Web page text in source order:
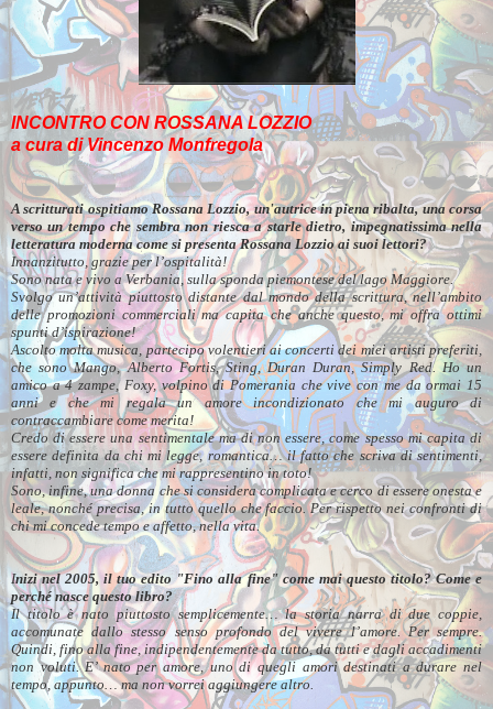
INCONTRO CON ROSSANA LOZZIO
a cura di Vincenzo Monfregola
A scritturati ospitiamo Rossana Lozzio, un'autrice in piena ribalta, una corsa
verso un tempo che sembra non riesca a starle dietro, impegnatissima nella
letteratura moderna come si presenta Rossana Lozzio ai suoi lettori?
Innanzitutto, grazie per l’ospitalità!
Sono nata e vivo a Verbania, sulla sponda piemontese del lago Maggiore.
Svolgo un’attività piuttosto distante dal mondo della scrittura, nell’ambito
delle promozioni commerciali ma capita che anche questo, mi offra ottimi
spunti d’ispirazione!
Ascolto molta musica, partecipo volentieri ai concerti dei miei artisti preferiti,
che sono Mango, Alberto Fortis, Sting, Duran Duran, Simply Red. Ho un
amico a 4 zampe, Foxy, volpino di Pomerania che vive con me da ormai 15
anni e che mi regala un amore incondizionato che mi auguro di
contraccambiare come merita!
Credo di essere una sentimentale ma di non essere, come spesso mi capita di
essere definita da chi mi legge, romantica… il fatto che scriva di sentimenti,
infatti, non significa che mi rappresentino in toto!
Sono, infine, una donna che si considera complicata e cerco di essere onesta e
leale, nonché precisa, in tutto quello che faccio. Per rispetto nei confronti di
chi mi concede tempo e affetto, nella vita.
Inizi nel 2005, il tuo edito "Fino alla fine" come mai questo titolo? Come e
perché nasce questo libro?
Il titolo è nato piuttosto semplicemente… la storia narra di due coppie,
accomunate dallo stesso senso profondo del vivere l’amore. Per sempre.
Quindi, fino alla fine, indipendentemente da tutto, da tutti e dagli accadimenti
non voluti. E’ nato per amore, uno di quegli amori destinati a durare nel
tempo, appunto… ma non vorrei aggiungere altro.